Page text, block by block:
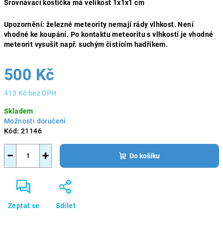
Srovnávací kostička má velikost 1x1x1 cm
Upozornění: železné meteority nemají rády vlhkost. Není
vhodné ke koupání. Po kontaktu meteoritu s vlhkostí je vhodné
meteorit vysušit např. suchým čistícím hadříkem.
500 Kč
413 Kč bez DPH
cena:
Skladem
Možnosti doručení
Kód: 21146
+
− Do košíku
Zeptat se Sdílet